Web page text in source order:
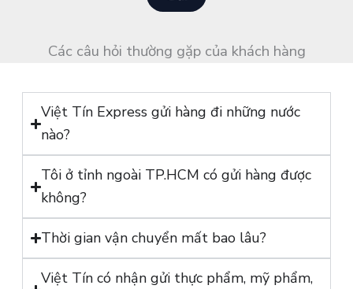
Các câu hỏi thường gặp của khách hàng
Việt Tín Express gửi hàng đi những nước
nào?
Tôi ở tỉnh ngoài TP.HCM có gửi hàng được
không?
Thời gian vận chuyển mất bao lâu?
Việt Tín có nhận gửi thực phẩm, mỹ phẩm,